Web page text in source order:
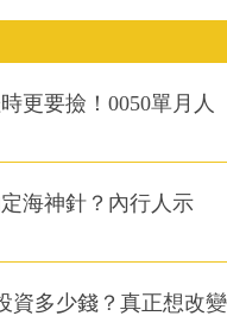
更要撿！0050單月人
海神針？內行人示
資多少錢？真正想改變